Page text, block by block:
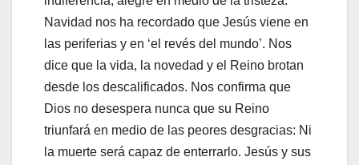
Navidad nos ha recordado que Jesús viene en
las periferias y en ‘el revés del mundo’. Nos
dice que la vida, la novedad y el Reino brotan
desde los descalificados. Nos confirma que
Dios no desespera nunca que su Reino
triunfará en medio de las peores desgracias: Ni
la muerte será capaz de enterrarlo. Jesús y sus